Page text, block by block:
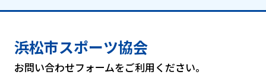
浜松市スポーツ協会
お問い合わせフォームをご利用ください。